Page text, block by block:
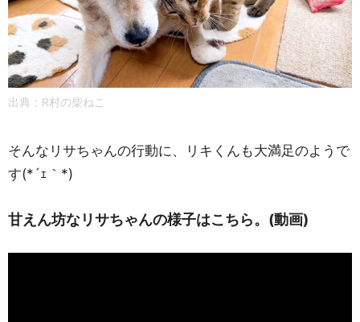
出典：R村の柴ねこ
そんなリサちゃんの行動に、リキくんも大満足のようで
す(*´ｪ｀*)
甘えん坊なリサちゃんの様子はこちら。(動画)